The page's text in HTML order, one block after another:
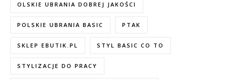
OLSKIE UBRANIA DOBREJ JAKOŚCI
POLSKIE UBRANIA BASIC PTAK
SKLEP EBUTIK.PL STYL BASIC CO TO
STYLIZACJE DO PRACY